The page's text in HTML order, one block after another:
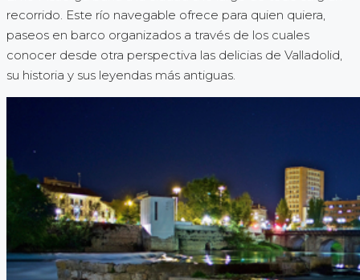
recorrido. Este río navegable ofrece para quien quiera,
paseos en barco organizados a través de los cuales
conocer desde otra perspectiva las delicias de Valladolid,
su historia y sus leyendas más antiguas.